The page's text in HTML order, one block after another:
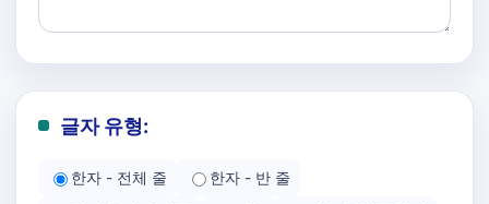
글자 유형:
한자 - 전체 줄
한자 - 반 줄